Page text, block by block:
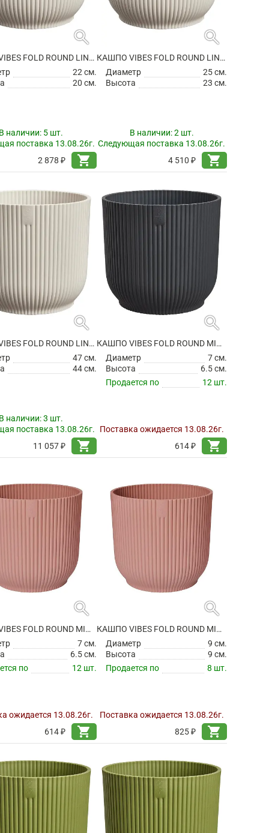
search
КАШПО VIBES FOLD ROUND LINEN WHITE
22 см.
20 см.
наличии: 5 шт.
поставка 13.08.26г.
2 878 ₽
shopping_cart
search
КАШПО VIBES FOLD ROUND LINEN WHITE
Диаметр
25 см.
Высота
23 см.
В наличии:2 шт.
Следующая поставка 13.08.26г.
4 510 ₽
shopping_cart
search
КАШПО VIBES FOLD ROUND LINEN WHITE
47 см.
44 см.
наличии:3 шт.
поставка 13.08.26г.
11 057 ₽
shopping_cart
search
КАШПО VIBES FOLD ROUND MINI ANTHRACITE
Диаметр
7 см.
Высота
6.5 см.
Продается по
12 шт.
Поставка ожидается 13.08.26г.
614 ₽
shopping_cart
search
КАШПО VIBES FOLD ROUND MINI DELICATE PINK
7 см.
6.5 см.
по
12 шт.
ожидается 13.08.26г.
614 ₽
shopping_cart
search
КАШПО VIBES FOLD ROUND MINI DELICATE PINK
Диаметр
9 см.
Высота
9 см.
Продается по
8 шт.
Поставка ожидается 13.08.26г.
825 ₽
shopping_cart